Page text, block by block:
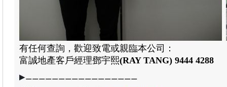
有任何查詢，歡迎致電或親臨本公司：
富誠地產客戶經理鄧宇熙(RAY TANG) 9444 4288
▶⚊⚊⚊⚊⚊⚊⚊⚊⚊⚊⚊⚊⚊⚊⚊⚊⚊